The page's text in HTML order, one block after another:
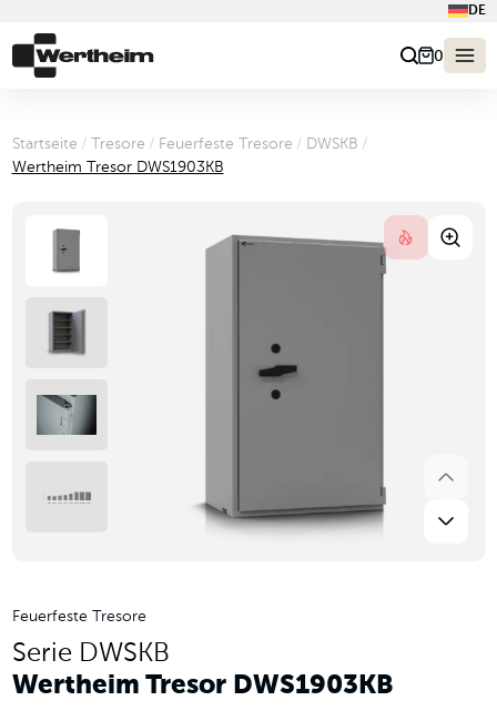
DE
0
Startseite / Tresore / Feuerfeste Tresore / DWSKB /
Wertheim Tresor DWS1903KB
Feuerfeste Tresore
Serie DWSKB
Wertheim Tresor DWS1903KB